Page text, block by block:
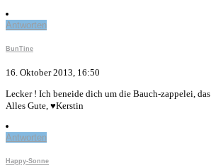
Antworten
BunTine
16. Oktober 2013, 16:50
Lecker ! Ich beneide dich um die Bauch-zappelei,
Alles Gute, ♥Kerstin
Antworten
Happy-Sonne